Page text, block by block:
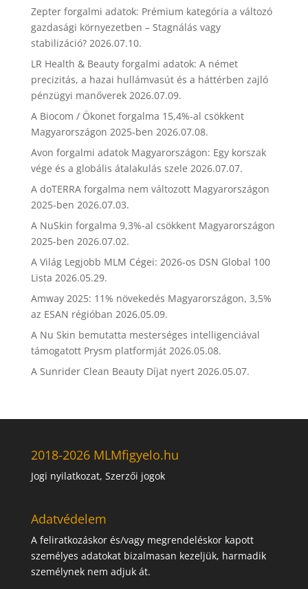
Zepter forgalmi adatok: Prémium kategória a változó
gazdasági környezetben – Stagnálás vagy
stabilizáció? 2026.07.10.
LR Health & Beauty forgalmi adatok: A német
precizitás, a hazai hullámvasút és a háttérben zajló
pénzügyi manőverek 2026.07.09.
A Biocom / Ökonet forgalma 15,4%-al csökkent
Magyarországon 2025-ben 2026.07.08.
Avon forgalmi adatok Magyarországon: Egy korszak
vége és a globális átalakulás szele 2026.07.07.
A doTERRA forgalma nem változott Magyarországon
2025-ben 2026.07.03.
A NuSkin forgalma 9,3%-al csökkent Magyarországon
2025-ben 2026.07.02.
A Világ Legjobb MLM Cégei: 2026-os DSN Global 100
Lista 2026.05.29.
Amway 2025: 11% növekedés Magyarországon, 3,5%
az ESAN régióban 2026.05.09.
A Nu Skin bemutatta mesterséges intelligenciával
támogatott Prysm platformját 2026.05.08.
A Sunrider Clean Beauty Díjat nyert 2026.05.07.
2018-2026 MLMfigyelo.hu
Jogi nyilatkozat, Szerzői jogok
Adatvédelem
A feliratkozáskor és/vagy megrendeléskor kapott
személyes adatokat bizalmasan kezeljük, harmadik
személynek nem adjuk át.